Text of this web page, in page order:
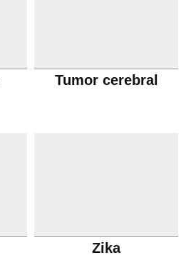
Tumor cerebral
Zika